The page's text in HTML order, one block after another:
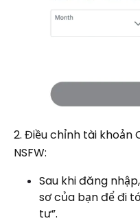
2. Điều chỉnh tài khoản
NSFW:
Sau khi đăng
sơ của bạn để đi
tư”.